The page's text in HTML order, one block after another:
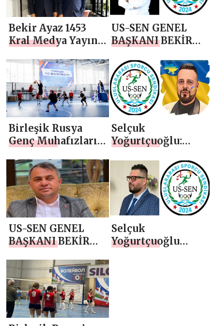
destek verdi
Bekir Ayaz 1453
Kral Medya Yayın
Abdullah Yiğit ile
Stratejik Buluşma
US-SEN GENEL
BAŞKANI BEKİR
KASIM
ÖĞRETMENLER
GÜNÜ MESAJI
Birleşik Rusya
Genç Muhafızları
voleybol turnuvası
düzenledi
Selçuk
Yoğurtçuoğlu:
Onurlu Direnişi ve
Sporun Umut Gücü
US-SEN GENEL
BAŞKANI BEKİR
KASIM
ATATÜRK’Ü ANMA
GÜNÜ MESAJI
Selçuk
Yoğurtçuoğlu